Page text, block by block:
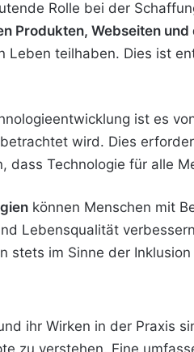
Rolle bei der
Produkten, Webseiten
Leben teilhaben. Dies ist
ist es
betrachtet wird. Dies
dass Technologie für alle
können Menschen mit
Lebensqualität
stets im Sinne der
ihr Wirken in der Praxis
zu verstehen. Eine